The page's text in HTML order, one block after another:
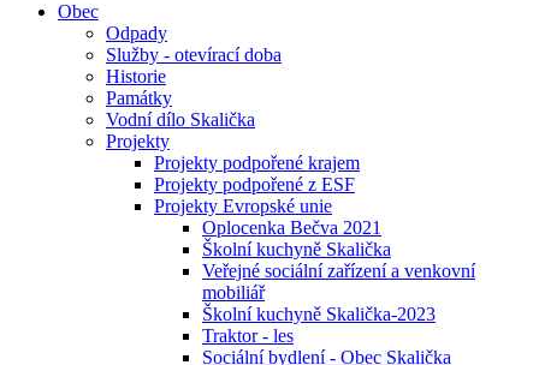
Obec
Odpady
Služby - otevírací doba
Historie
Památky
Vodní dílo Skalička
Projekty
Projekty podpořené krajem
Projekty podpořené z ESF
Projekty Evropské unie
Oplocenka Bečva 2021
Školní kuchyně Skalička
Veřejné sociální zařízení a venkovní
mobiliář
Školní kuchyně Skalička-2023
Traktor - les
Sociální bydlení - Obec Skalička